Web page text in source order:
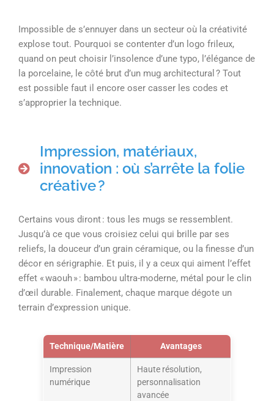
Impossible de s’ennuyer dans un secteur où la créativité
explose tout. Pourquoi se contenter d’un logo frileux,
quand on peut choisir l’insolence d’une typo, l’élégance de
la porcelaine, le côté brut d’un mug architectural ? Tout
est possible faut il encore oser casser les codes et
s’approprier la technique.
Impression, matériaux,
innovation : où s’arrête la folie
créative ?
Certains vous diront : tous les mugs se ressemblent.
Jusqu’à ce que vous croisiez celui qui brille par ses
reliefs, la douceur d’un grain céramique, ou la finesse d’un
décor en sérigraphie. Et puis, il y a ceux qui aiment l’effet
effet « waouh » : bambou ultra-moderne, métal pour le clin
d’œil durable. Finalement, chaque marque dégote un
terrain d’expression unique.
Technique/Matière Avantages
Impression
numérique
Haute résolution,
personnalisation
avancée